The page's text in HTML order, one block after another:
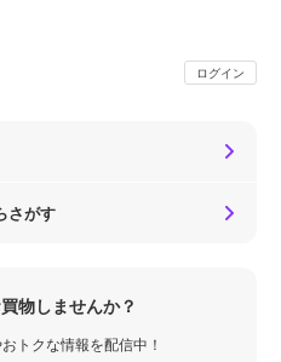
ログイン
さがす
物しませんか？
トクな情報を配信中！